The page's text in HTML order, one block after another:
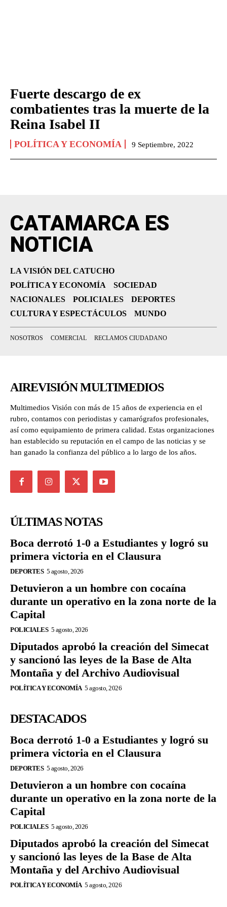
Fuerte descargo de ex
combatientes tras la muerte de la
Reina Isabel II
POLÍTICA Y ECONOMÍA 9 Septiembre, 2022
CATAMARCA ES
NOTICIA
LA VISIÓN DEL CATUCHO
POLÍTICA Y ECONOMÍA
SOCIEDAD
NACIONALES
POLICIALES
DEPORTES
CULTURA Y ESPECTÁCULOS
MUNDO
NOSOTROS COMERCIAL RECLAMOS CIUDADANO
AIREVISIÓN MULTIMEDIOS
Multimedios Visión con más de 15 años de experiencia en el
rubro, contamos con periodistas y camarógrafos profesionales,
así como equipamiento de primera calidad. Estas organizaciones
han establecido su reputación en el campo de las noticias y se
han ganado la confianza del público a lo largo de los años.
ÚLTIMAS NOTAS
Boca derrotó 1-0 a Estudiantes y logró su
primera victoria en el Clausura
DEPORTES 5 agosto, 2026
Detuvieron a un hombre con cocaína
durante un operativo en la zona norte de la
Capital
POLICIALES 5 agosto, 2026
Diputados aprobó la creación del Simecat
y sancionó las leyes de la Base de Alta
Montaña y del Archivo Audiovisual
POLÍTICA Y ECONOMÍA 5 agosto, 2026
DESTACADOS
Boca derrotó 1-0 a Estudiantes y logró su
primera victoria en el Clausura
DEPORTES 5 agosto, 2026
Detuvieron a un hombre con cocaína
durante un operativo en la zona norte de la
Capital
POLICIALES 5 agosto, 2026
Diputados aprobó la creación del Simecat
y sancionó las leyes de la Base de Alta
Montaña y del Archivo Audiovisual
POLÍTICA Y ECONOMÍA 5 agosto, 2026